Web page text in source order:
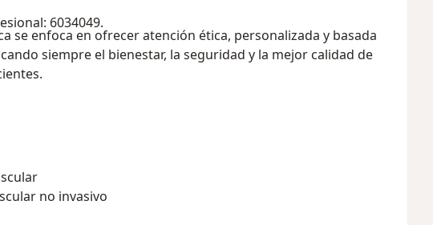
6034049.
se enfoca en ofrecer atención ética, personalizada y basada
siempre el bienestar, la seguridad y la mejor calidad de
no invasivo